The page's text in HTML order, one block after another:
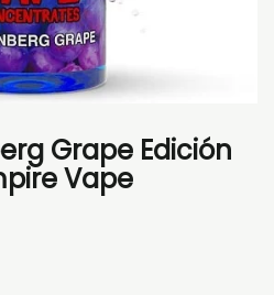
Grape Edición
Vape